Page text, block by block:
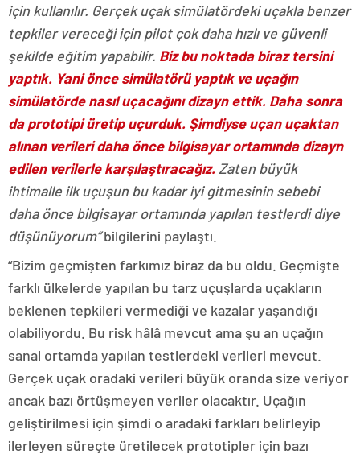
için kullanılır. Gerçek uçak simülatördeki uçakla benzer
tepkiler vereceği için pilot çok daha hızlı ve güvenli
şekilde eğitim yapabilir. Biz bu noktada biraz tersini
yaptık. Yani önce simülatörü yaptık ve uçağın
simülatörde nasıl uçacağını dizayn ettik. Daha sonra
da prototipi üretip uçurduk. Şimdiyse uçan uçaktan
alınan verileri daha önce bilgisayar ortamında dizayn
edilen verilerle karşılaştıracağız. Zaten büyük
ihtimalle ilk uçuşun bu kadar iyi gitmesinin sebebi
daha önce bilgisayar ortamında yapılan testlerdi diye
düşünüyorum”bilgilerini paylaştı.
“Bizim geçmişten farkımız biraz da bu oldu. Geçmişte
farklı ülkelerde yapılan bu tarz uçuşlarda uçakların
beklenen tepkileri vermediği ve kazalar yaşandığı
olabiliyordu. Bu risk hâlâ mevcut ama şu an uçağın
sanal ortamda yapılan testlerdeki verileri mevcut.
Gerçek uçak oradaki verileri büyük oranda size veriyor
ancak bazı örtüşmeyen veriler olacaktır. Uçağın
geliştirilmesi için şimdi o aradaki farkları belirleyip
ilerleyen süreçte üretilecek prototipler için bazı